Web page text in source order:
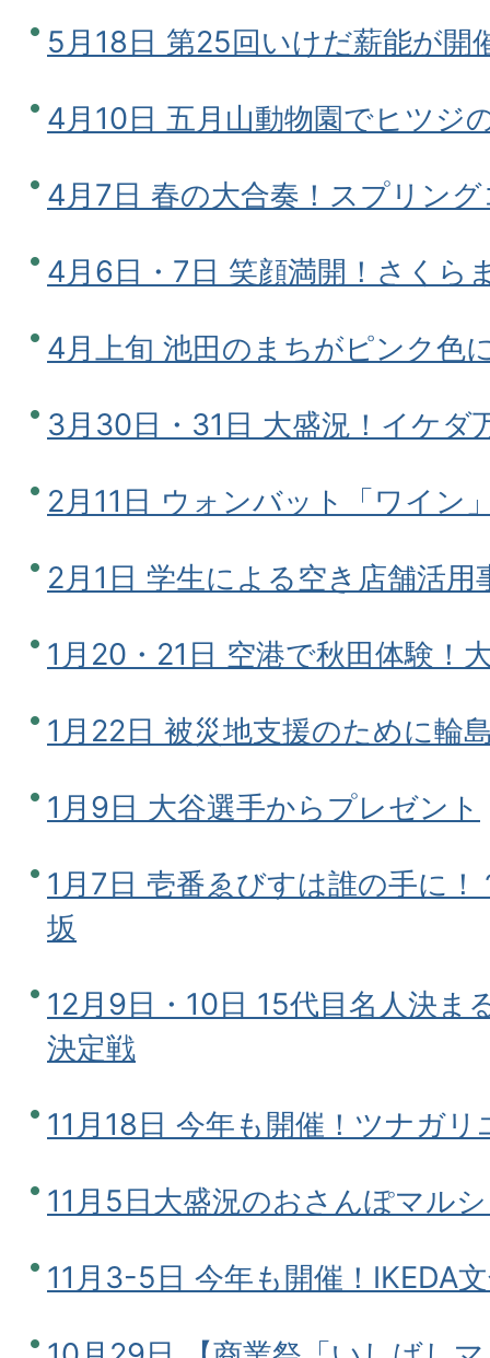
5月18日 第25回いけだ薪能が開
4月10日 五月山動物園でヒツジ
4月7日 春の大合奏！スプリン
4月6日・7日 笑顔満開！さくら
4月上旬 池田のまちがピンク色
3月30日・31日 大盛況！イケダ
2月11日 ウォンバット「ワイン
2月1日 学生による空き店舗活用
1月20・21日 空港で秋田体験！
1月22日 被災地支援のために輪
1月9日 大谷選手からプレゼント
1月7日 壱番ゑびすは誰の手に
坂
12月9日・10日 15代目名人決ま
決定戦
11月18日 今年も開催！ツナガ
11月5日大盛況のおさんぽマル
11月3-5日 今年も開催！IKEDA